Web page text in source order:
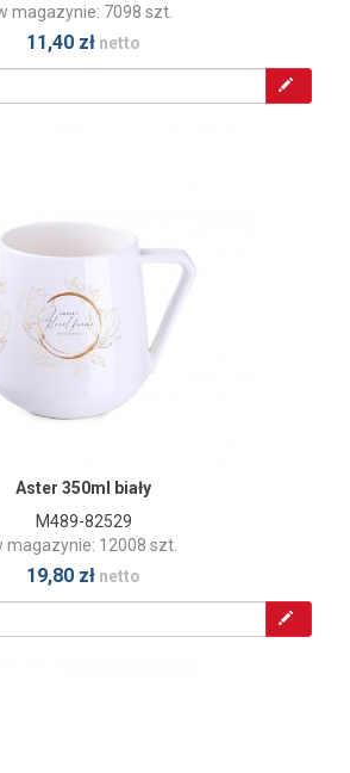
magazynie: 7098 szt.
11,40 zł netto
Aster 350ml biały
M489-82529
magazynie: 12008 szt.
19,80 zł netto